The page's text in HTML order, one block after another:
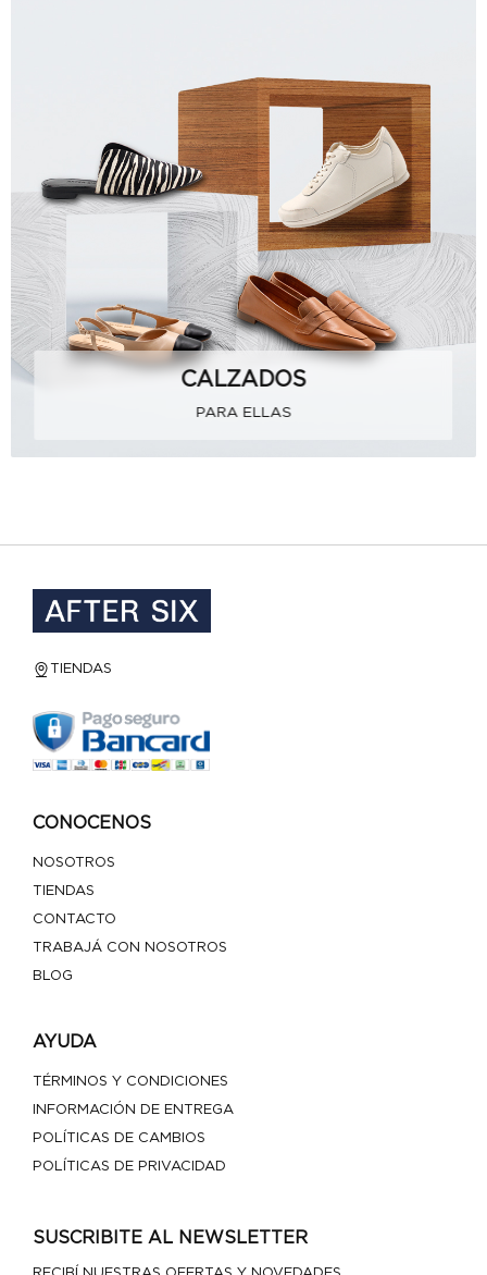
CALZADOS
PARA ELLAS
TIENDAS
CONOCENOS
NOSOTROS
TIENDAS
CONTACTO
TRABAJÁ CON NOSOTROS
BLOG
AYUDA
TÉRMINOS Y CONDICIONES
INFORMACIÓN DE ENTREGA
POLÍTICAS DE CAMBIOS
POLÍTICAS DE PRIVACIDAD
SUSCRIBITE AL NEWSLETTER